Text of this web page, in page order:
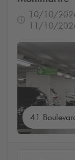
10/10/
11/10/
41